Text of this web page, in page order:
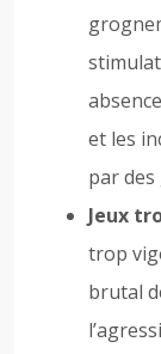
et les
par
Jeux
trop
brutal